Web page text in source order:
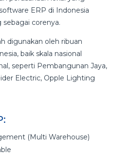
ERP di Indonesia
corenya.
digunakan oleh ribuan
baik skala nasional
seperti Pembangunan Jaya,
Electric, Opple Lighting
(Multi Warehouse)